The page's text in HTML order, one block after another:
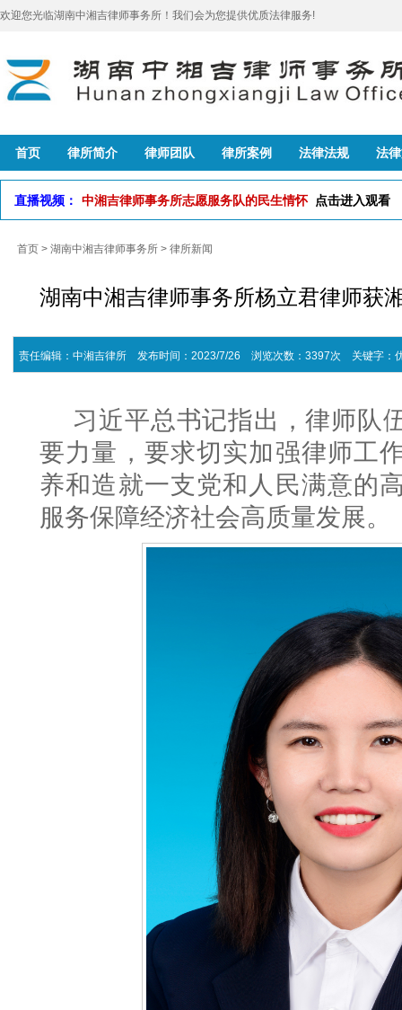
欢迎您光临湖南中湘吉律师事务所！我们会为您提供优质法律服务!
首页 律所简介 律师团队 律所案例 法律法规 法
直播视频： 中湘吉律师事务所志愿服务队的民生情怀 点击进入观看
首页 > 湖南中湘吉律师事务所 > 律所新闻
湖南中湘吉律师事务所杨立君律师获
责任编辑：中湘吉律所 发布时间：2023/7/26 浏览次数：3397次 关键字：
习近平总书记指出，律师队
要力量，要求切实加强律师工
养和造就一支党和人民满意的
服务保障经济社会高质量发展。